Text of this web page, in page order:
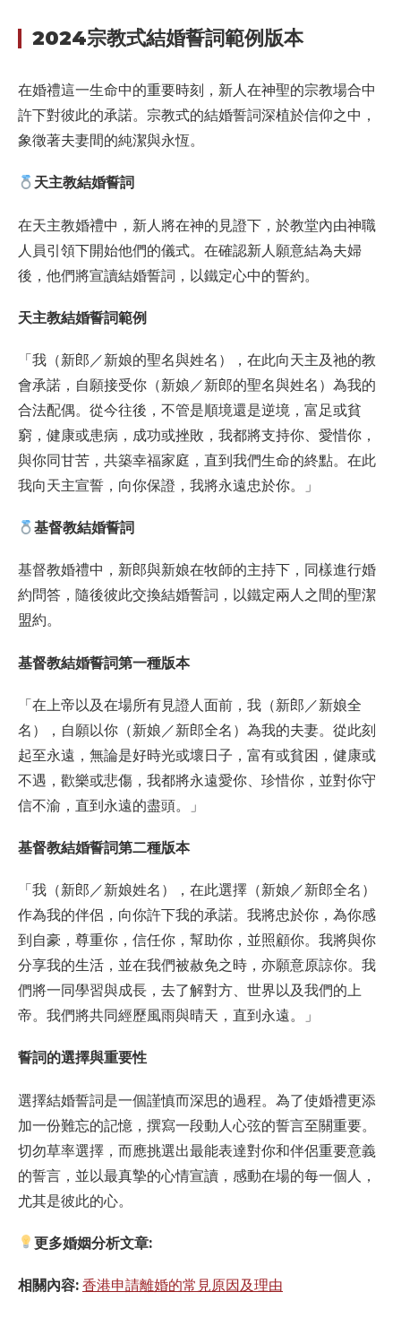
2024宗教式結婚誓詞範例版本
在婚禮這一生命中的重要時刻，新人在神聖的宗教場合中
許下對彼此的承諾。宗教式的結婚誓詞深植於信仰之中，
象徵著夫妻間的純潔與永恆。
天主教結婚誓詞
在天主教婚禮中，新人將在神的見證下，於教堂內由神職
人員引領下開始他們的儀式。在確認新人願意結為夫婦
後，他們將宣讀結婚誓詞，以鐵定心中的誓約。
天主教結婚誓詞範例
「我（新郎／新娘的聖名與姓名），在此向天主及祂的教
會承諾，自願接受你（新娘／新郎的聖名與姓名）為我的
合法配偶。從今往後，不管是順境還是逆境，富足或貧
窮，健康或患病，成功或挫敗，我都將支持你、愛惜你，
與你同甘苦，共築幸福家庭，直到我們生命的終點。在此
我向天主宣誓，向你保證，我將永遠忠於你。」
基督教結婚誓詞
基督教婚禮中，新郎與新娘在牧師的主持下，同樣進行婚
約問答，隨後彼此交換結婚誓詞，以鐵定兩人之間的聖潔
盟約。
基督教結婚誓詞第一種版本
「在上帝以及在場所有見證人面前，我（新郎／新娘全
名），自願以你（新娘／新郎全名）為我的夫妻。從此刻
起至永遠，無論是好時光或壞日子，富有或貧困，健康或
不遇，歡樂或悲傷，我都將永遠愛你、珍惜你，並對你守
信不渝，直到永遠的盡頭。」
基督教結婚誓詞第二種版本
「我（新郎／新娘姓名），在此選擇（新娘／新郎全名）
作為我的伴侶，向你許下我的承諾。我將忠於你，為你感
到自豪，尊重你，信任你，幫助你，並照顧你。我將與你
分享我的生活，並在我們被赦免之時，亦願意原諒你。我
們將一同學習與成長，去了解對方、世界以及我們的上
帝。我們將共同經歷風雨與晴天，直到永遠。」
誓詞的選擇與重要性
選擇結婚誓詞是一個謹慎而深思的過程。為了使婚禮更添
加一份難忘的記憶，撰寫一段動人心弦的誓言至關重要。
切勿草率選擇，而應挑選出最能表達對你和伴侶重要意義
的誓言，並以最真摯的心情宣讀，感動在場的每一個人，
尤其是彼此的心。
更多婚姻分析文章:
相關內容: 香港申請離婚的常見原因及理由